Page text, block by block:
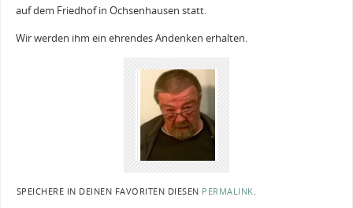
auf dem Friedhof in Ochsenhausen statt.
Wir werden ihm ein ehrendes Andenken erhalten.
SPEICHERE IN DEINEN FAVORITEN DIESEN PERMALINK.